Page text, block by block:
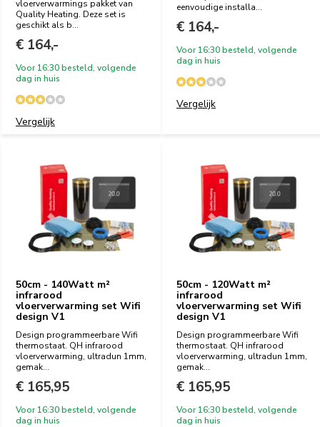
vloerverwarmings pakket van
Quality Heating. Deze set is
geschikt als b...
€ 164,-
Voor 16:30 besteld, volgende
dag in huis
Vergelijk
eenvoudige installa...
€ 164,-
Voor 16:30 besteld, volgende
dag in huis
Vergelijk
50cm - 140Watt m²
infrarood
vloerverwarming set Wifi
design V1
Design programmeerbare Wifi
thermostaat. QH infrarood
vloerverwarming, ultradun 1mm,
gemak...
€ 165,95
Voor 16:30 besteld, volgende
dag in huis
50cm - 120Watt m²
infrarood
vloerverwarming set Wifi
design V1
Design programmeerbare Wifi
thermostaat. QH infrarood
vloerverwarming, ultradun 1mm,
gemak...
€ 165,95
Voor 16:30 besteld, volgende
dag in huis